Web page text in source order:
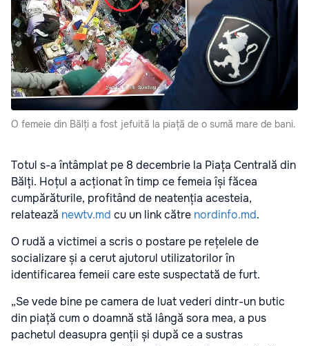
O femeie din Bălți a fost jefuită la piață de o sumă mare de bani.
Totul s-a întâmplat pe 8 decembrie la Piața Centrală din
Bălți. Hoțul a acționat în timp ce femeia își făcea
cumpărăturile, profitând de neatenția acesteia,
relatează newtv.md cu un link către nordinfo.md.
O rudă a victimei a scris o postare pe rețelele de
socializare și a cerut ajutorul utilizatorilor în
identificarea femeii care este suspectată de furt.
„Se vede bine pe camera de luat vederi dintr-un butic
din piață cum o doamnă stă lângă sora mea, a pus
pachetul deasupra genții și după ce a sustras